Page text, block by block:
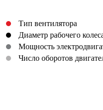
Тип вентилятора
Диаметр рабочего
Мощность
Число оборотов